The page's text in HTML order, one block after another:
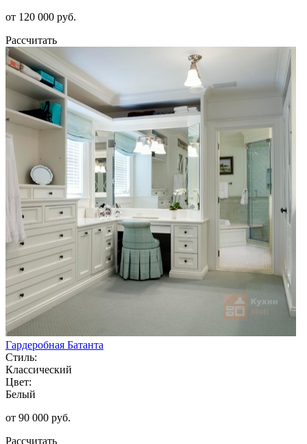
от 120 000 руб.
Рассчитать
Гардеробная Батанта
Стиль:
Классический
Цвет:
Белый
от 90 000 руб.
Рассчитать